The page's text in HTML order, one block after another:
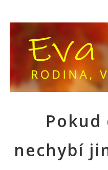
nechybí